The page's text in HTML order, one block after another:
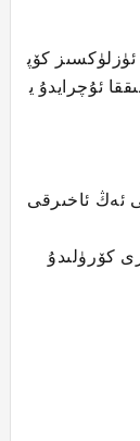
ئۈزلۈكسىز كۆپ
ئۇچرايدۇ ي
ئەڭ ئاخىرقى